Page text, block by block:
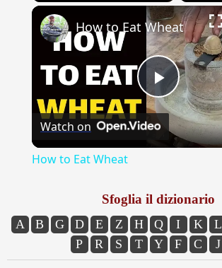
Fullscreen
Play
Video
How to Eat Wheat
Watch on
How to Eat Wheat
Sfoglia il dizionario
A B G D E Z H Q I K L
P
R S T Y F C J